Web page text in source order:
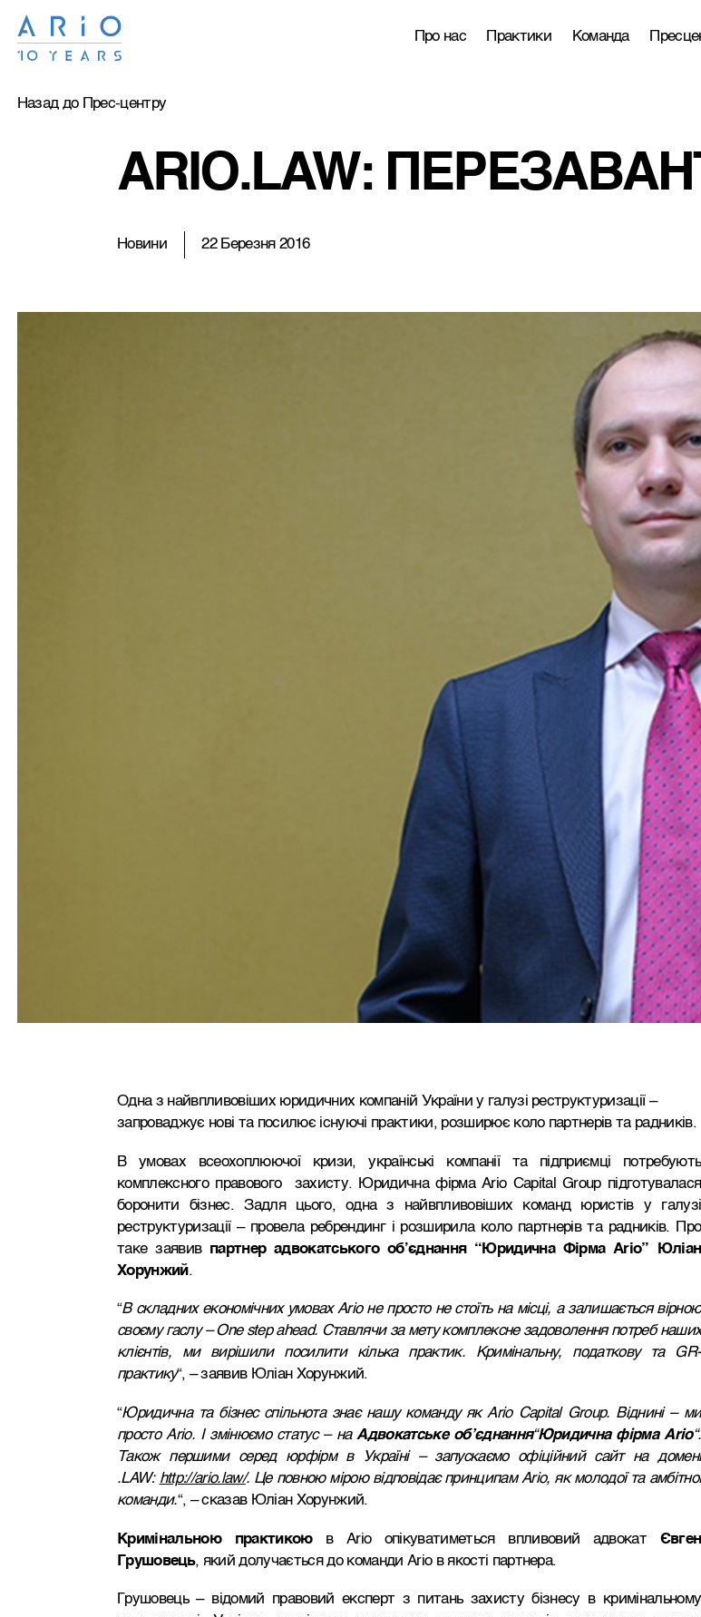
Про нас Практики Команда
Назад до Прес-центру
ARIO.LAW:
Новини 22 Березня 2016
Одна з найвпливовіших юридичних компаній України у галузі реструктуризації –
запроваджує нові та посилює існуючі практики, розширює коло партнерів та радників.
В умовах всеохоплюючої кризи, українські компанії та підприємці потребують
комплексного правового захисту. Юридична фірма Ario Capital Group підготувалася
боронити бізнес. Задля цього, одна з найвпливовіших команд юристів у галузі
реструктуризації – провела ребрендинг і розширила коло партнерів та радників. Про
таке заявив партнер адвокатського об’єднання “Юридична Фірма Ario” Юліан
Хорунжий.
“В складних економічних умовах Ario не просто не стоїть на місці, а залишається вірною
своєму гаслу – One step ahead. Ставлячи за мету комплексне задоволення потреб наших
клієнтів, ми вирішили посилити кілька практик. Кримінальну, податкову та GR-
практику“, – заявив Юліан Хорунжий.
“Юридична та бізнес спільнота знає нашу команду як Ario Capital Group. Віднині – ми
просто Ario. І змінюємо статус – наАдвокатське об’єднання“Юридична фірма Ario“.
Також першими серед юрфірм в Україні – запускаємо офіційний сайт на домені
.LAW: http://ario.law/. Це повною мірою відповідає принципам Ario, як молодої та амбітної
команди.“, – сказав Юліан Хорунжий.
Кримінальною практикоюв Ario опікуватиметься впливовий адвокат Євген
Грушовець, який долучається до команди Ario в якості партнера.
Грушовець – відомий правовий експерт з питань захисту бізнесу в кримінальному